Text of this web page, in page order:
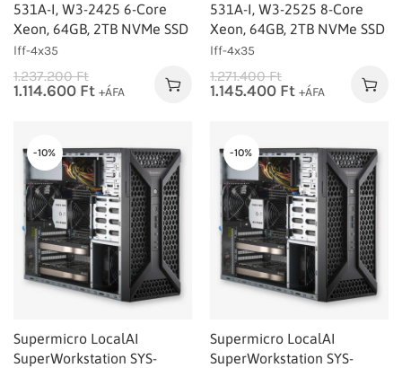
531A-I, W3-2425 6-Core
Xeon, 64GB, 2TB NVMe SSD
lff-4x35
1.237.200Ft
1.114.600 Ft +ÁFA
531A-I, W3-2525 8-Core
Xeon, 64GB, 2TB NVMe SSD
lff-4x35
1.271.400Ft
1.145.400 Ft +ÁFA
-10%
Supermicro LocalAI
SuperWorkstation SYS-
-10%
Supermicro LocalAI
SuperWorkstation SYS-